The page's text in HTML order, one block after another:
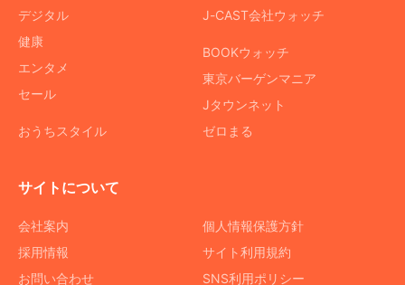
デジタル
健康
エンタメ
セール
おうちスタイル
J-CAST会社ウォッチ
BOOKウォッチ
東京バーゲンマニア
Jタウンネット
ゼロまる
サイトについて
会社案内
採用情報
お問い合わせ
個人情報保護方針
サイト利用規約
SNS利用ポリシー